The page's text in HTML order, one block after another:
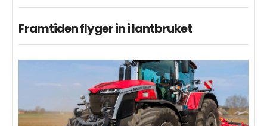
Framtiden flyger in i lantbruket